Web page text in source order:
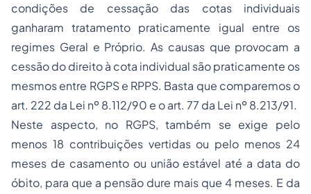
condições de cessação das cotas individuais
ganharam tratamento praticamente igual entre os
regimes Geral e Próprio. As causas que provocam a
cessão do direito à cota individual são praticamente os
mesmos entre RGPS e RPPS. Basta que comparemos o
art. 222 da Lei nº 8.112/90 e o art. 77 da Lei nº 8.213/91.
Neste aspecto, no RGPS, também se exige pelo
menos 18 contribuições vertidas ou pelo menos 24
meses de casamento ou união estável até a data do
óbito, para que a pensão dure mais que 4 meses. E da